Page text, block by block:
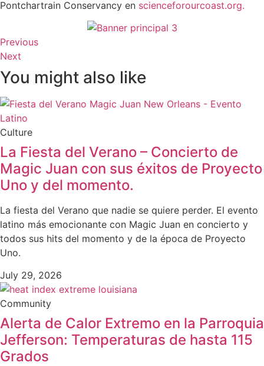
Pontchartrain Conservancy en scienceforourcoast.org.
Previous
Next
You might also like
Culture
La Fiesta del Verano – Concierto de
Magic Juan con sus éxitos de Proyecto
Uno y del momento.
La fiesta del Verano que nadie se quiere perder. El evento
latino más emocionante con Magic Juan en concierto y
todos sus hits del momento y de la época de Proyecto
Uno.
July 29, 2026
Community
Alerta de Calor Extremo en la Parroquia
Jefferson: Temperaturas de hasta 115
Grados